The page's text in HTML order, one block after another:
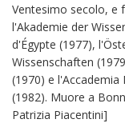
Ventesimo secolo, e
l'Akademie der
d'Égypte (1977),
Wissenschaften
(1970) e l'Accademia
(1982). Muore a
Patrizia Piacentini]